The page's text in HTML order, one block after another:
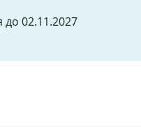
до 02.11.2027